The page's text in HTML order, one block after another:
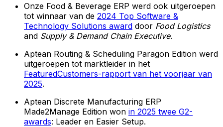
Onze Food & Beverage ERP werd ook uitgeroepen
tot winnaar van de 2024 Top Software &
Technology Solutions award door Food Logistics
and Supply & Demand Chain Executive.
Aptean Routing & Scheduling Paragon Edition werd
uitgeroepen tot marktleider in het
FeaturedCustomers-rapport van het voorjaar van
2025.
Aptean Discrete Manufacturing ERP
Made2Manage Edition won in 2025 twee G2-
awards: Leader en Easier Setup.